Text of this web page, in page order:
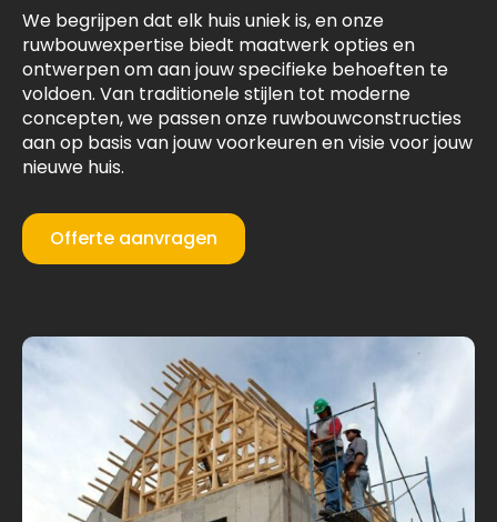
We begrijpen dat elk huis uniek is, en onze
ruwbouwexpertise biedt maatwerk opties en
ontwerpen om aan jouw specifieke behoeften te
voldoen. Van traditionele stijlen tot moderne
concepten, we passen onze ruwbouwconstructies
aan op basis van jouw voorkeuren en visie voor jouw
nieuwe huis.
Offerte aanvragen